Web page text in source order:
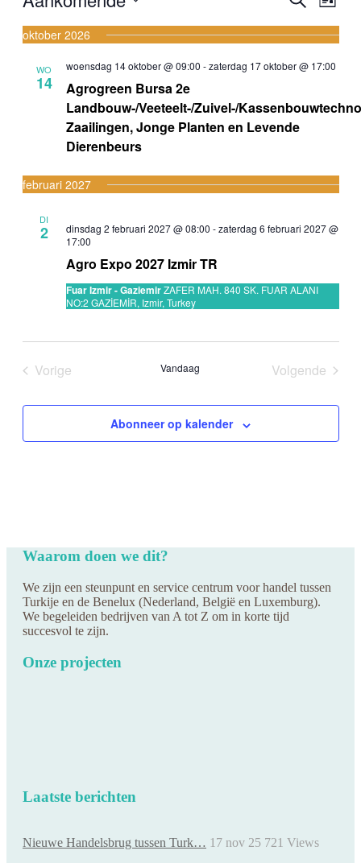
en
Lijst
een
datum.
oktober 2026
WO
14
Agrogreen Bursa 2e
Landbouw-/Veeteelt-/Zuivel-/
Zaailingen, Jonge Planten en Levende
Dierenbeurs
woensdag 14 oktober @ 09:00 -zaterdag 17 oktober @ 17:00
februari 2027
DI
2
Agro Expo 2027 Izmir TR
dinsdag 2 februari 2027 @ 08:00 -zaterdag 6 februari 2027 @
17:00
Fuar Izmir - GaziemirZAFER MAH. 840 SK. FUAR ALANI
NO:2 GAZİEMİR, Izmir, Turkey
Vorige
Vandaag
Volgende
Abonneer op kalender
Waarom doen we dit?
We zijn een steunpunt en service centrum voor handel tussen
Turkije en de Benelux (Nederland, België en Luxemburg).
We begeleiden bedrijven van A tot Z om in korte tijd
succesvol te zijn.
Onze projecten
Laatste berichten
Nieuwe Handelsbrug tussen Turk… 17 nov 25 721 Views